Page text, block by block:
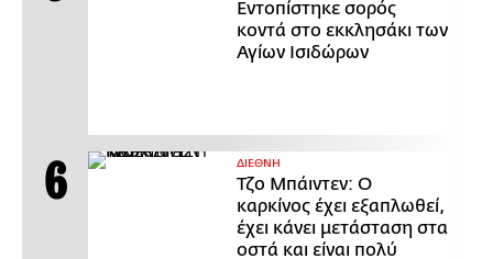
Εντοπίστηκε σορός
κοντά στο εκκλησάκι των
Αγίων Ισιδώρων
ΔΙΕΘΝΗ
Τζο Μπάιντεν: Ο
καρκίνος έχει εξαπλωθεί,
έχει κάνει μετάσταση στα
οστά και είναι πολύ